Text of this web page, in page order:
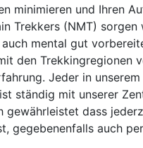
minimieren und Ihren
Trekkers (NMT)
mental gut
den Trekkingregionen
Jeder in
ständig mit unserer
gewährleistet dass
gegebenenfalls auch